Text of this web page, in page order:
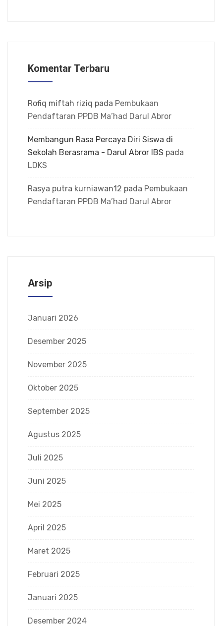
Komentar Terbaru
Rofiq miftah riziq pada Pembukaan
Pendaftaran PPDB Ma’had Darul Abror
Membangun Rasa Percaya Diri Siswa di
Sekolah Berasrama - Darul Abror IBS pada
LDKS
Rasya putra kurniawan12 pada Pembukaan
Pendaftaran PPDB Ma’had Darul Abror
Arsip
Januari 2026
Desember 2025
November 2025
Oktober 2025
September 2025
Agustus 2025
Juli 2025
Juni 2025
Mei 2025
April 2025
Maret 2025
Februari 2025
Januari 2025
Desember 2024